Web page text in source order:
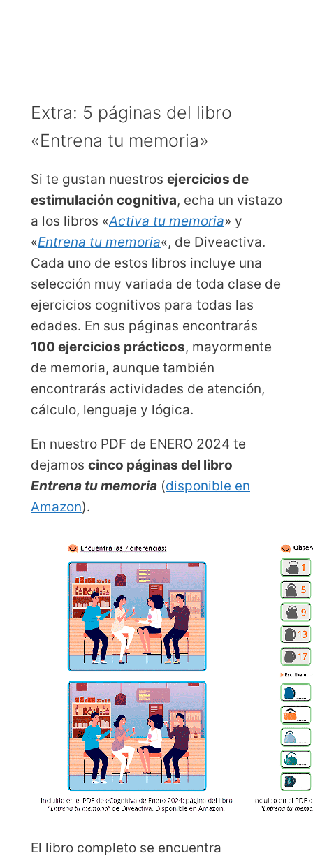
Extra: 5 páginas del libro
«Entrena tu memoria»
Si te gustan nuestros ejercicios de
estimulación cognitiva, echa un vistazo
a los libros «Activa tu memoria» y
«Entrena tu memoria«, de Diveactiva.
Cada uno de estos libros incluye una
selección muy variada de toda clase de
ejercicios cognitivos para todas las
edades. En sus páginas encontrarás
100 ejercicios prácticos, mayormente
de memoria, aunque también
encontrarás actividades de atención,
cálculo, lenguaje y lógica.
En nuestro PDF de ENERO 2024 te
dejamos cinco páginas del libro
Entrena tu memoria (disponible en
Amazon).
El libro completo se encuentra